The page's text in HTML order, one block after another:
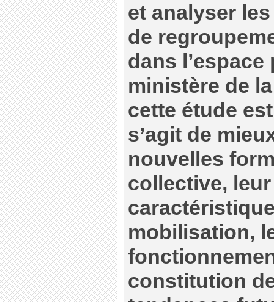
et analyser
de
dans
ministère de
cette étude
s’agit de
nouvelles
collective,
mobilisation,
constitution